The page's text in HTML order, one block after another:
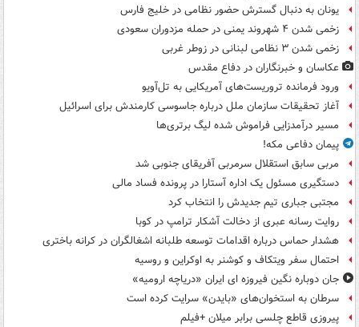
یونان به دنبال گسترش حضور نظامی در خلیج فارس
زخمی شدن ۴ شهروند یمنی در حمله مزدوران سعودی
زخمی شدن ۳ نظامی لبنانی در زوطر غربی
عکاسان و خبرنگاران در دفاع مقدس
ورود فرمانده تروریست‌های آمریکایی به تل‌آویو
آغاز تحقیقات سازمان ملل درباره جاسوسی کارمندش برای اسرائیل
مسیر درآمدزایی فراموش شده لیگ برتری‌ها
پیمان دفاعی مکه!
مربی سابق استقلال سرمربی آفریقای جنوبی شد
دستگیری مسئول یک اداره آستارا در پرونده فساد مالی
مجتبی جباری تیم جدیدش را انتخاب کرد
روایت رسانه عبری از دخالت آشکار ترامپ در کوبا
هشدار حماس درباره اقدامات توسعه طلبانه اشغالگران در کرانه باختری
احتمال سفر ویتکاف و کوشنر به اوکراین و روسیه
جان دوباره نگین فیروزه ای ایران «دریاچه ارومیه»
سرطان به استخوان‌های «بایدن» سرایت کرده است
پیروزی قاطع چلسی برابر میلان +فیلم